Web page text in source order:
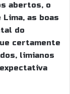
abertos, o
as boas
do
certamente
limianos